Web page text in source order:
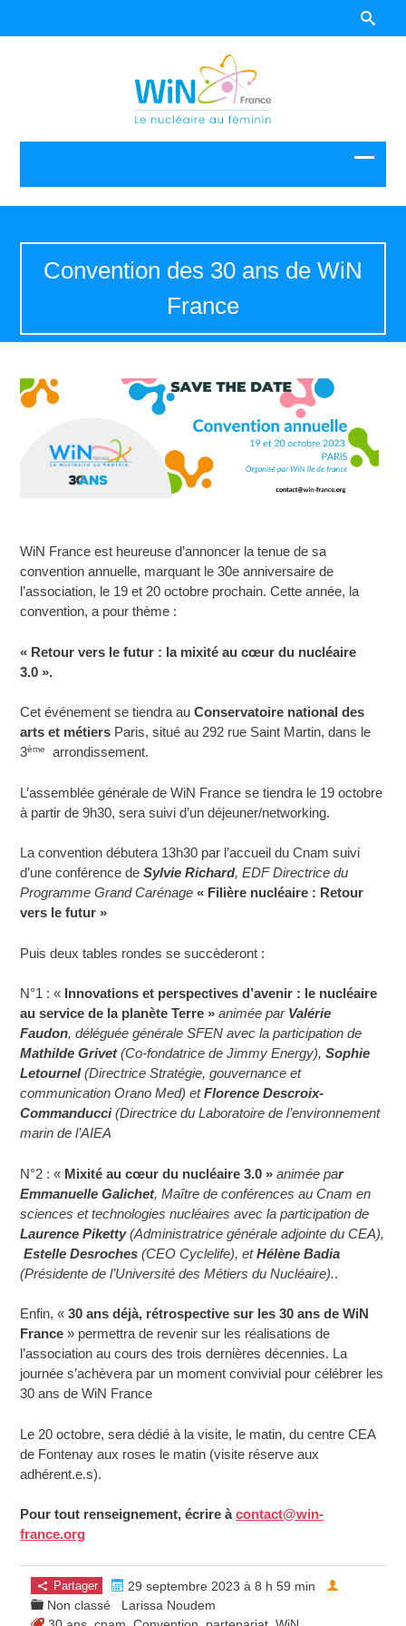
Convention des 30 ans de WiN
France
WiN France est heureuse d’annoncer la tenue de sa
convention annuelle, marquant le 30e anniversaire de
l’association, le 19 et 20 octobre prochain. Cette année, la
convention, a pour thème :
« Retour vers le futur : la mixité au cœur du nucléaire
3.0 ».
Cet événement se tiendra auConservatoire national des
arts et métiers Paris, situé au 292 rue Saint Martin, dans le
3ème arrondissement.
L’assemblée générale de WiN France se tiendra le 19 octobre
à partir de 9h30, sera suivi d’un déjeuner/networking.
La convention débutera 13h30 par l’accueil du Cnam suivi
d’une conférence deSylvie Richard, EDF Directrice du
Programme Grand Carénage « Filière nucléaire : Retour
vers le futur »
Puis deux tables rondes se succèderont :
N°1 : « Innovations et perspectives d’avenir : le nucléaire
au service de la planète Terre » animée par Valérie
Faudon, déléguée générale SFEN avec la participation de
Mathilde Grivet(Co-fondatrice de Jimmy Energy),Sophie
Letournel(Directrice Stratégie, gouvernance et
communication Orano Med) etFlorence Descroix-
Commanducci(Directrice du Laboratoire de l’environnement
marin de l’AIEA
N°2 : « Mixité au cœur du nucléaire 3.0 » animée par
Emmanuelle Galichet, Maître de conférences au Cnam en
sciences et technologies nucléaires avec la participation de
Laurence Piketty(Administratrice générale adjointe du CEA),
Estelle Desroches (CEO Cyclelife), etHélène Badia
(Présidente de l’Université des Métiers du Nucléaire)..
Enfin, «30 ans déjà, rétrospective sur les 30 ans de WiN
France » permettra de revenir sur les réalisations de
l’association au cours des trois dernières décennies. La
journée s’achèvera par un moment convivial pour célébrer les
30 ans de WiN France
Le 20 octobre, sera dédié à la visite, le matin, du centre CEA
de Fontenay aux roses le matin (visite réserve aux
adhérent.e.s).
Pour tout renseignement, écrire àcontact@win-
france.org
Partager
29 septembre 2023 à 8 h 59 min
Non classé
Larissa Noudem